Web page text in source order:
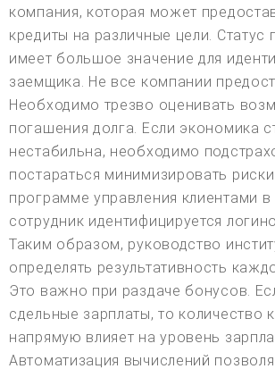
компания, которая может
кредиты на различные цели. Статус
имеет большое значение для
заемщика. Не все компании
Необходимо трезво оценивать
погашения долга. Если экономика
нестабильна, необходимо
постараться минимизировать
программе управления клиентами
сотрудник идентифицируется
Таким образом, руководство
определять результативность
Это важно при раздаче бонусов.
сдельные зарплаты, то количество
напрямую влияет на уровень
Автоматизация вычислений